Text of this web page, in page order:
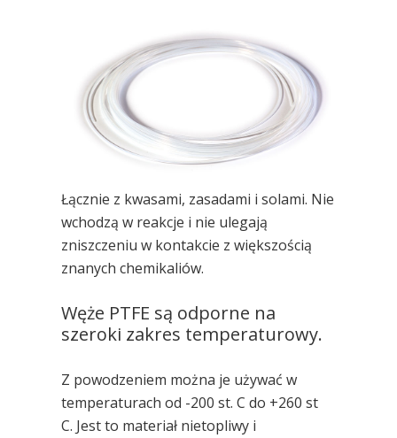
Łącznie z kwasami, zasadami i solami. Nie
wchodzą w reakcje i nie ulegają
zniszczeniu w kontakcie z większością
znanych chemikaliów.
Węże PTFE są odporne na
szeroki zakres temperaturowy.
Z powodzeniem można je używać w
temperaturach od -200 st. C do +260 st
C. Jest to materiał nietopliwy i